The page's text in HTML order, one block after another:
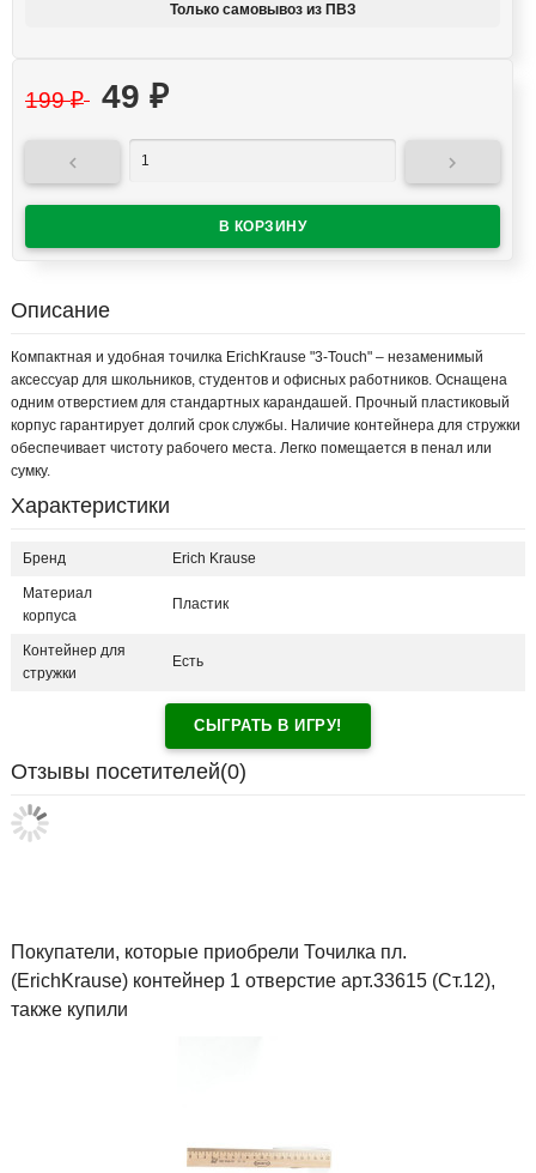
Только самовывоз из ПВЗ
199₽ 49 ₽
 
Описание
Компактная и удобная точилка ErichKrause "3-Touch" – незаменимый
аксессуар для школьников, студентов и офисных работников. Оснащена
одним отверстием для стандартных карандашей. Прочный пластиковый
корпус гарантирует долгий срок службы. Наличие контейнера для стружки
обеспечивает чистоту рабочего места. Легко помещается в пенал или
сумку.
Характеристики
Бренд Erich Krause
Материал
корпуса
Пластик
Контейнер для
стружки
Есть
СЫГРАТЬ В ИГРУ!
Отзывы посетителей(0)
Покупатели, которые приобрели Точилка пл.
(ErichKrause) контейнер 1 отверстие арт.33615 (Ст.12),
также купили